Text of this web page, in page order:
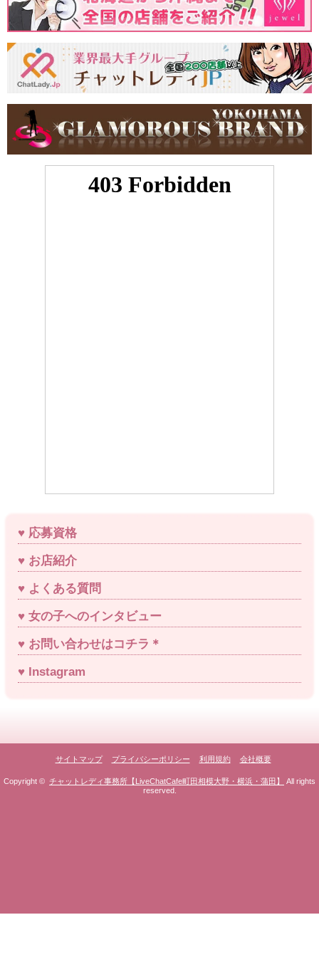
応募資格
お店紹介
よくある質問
女の子へのインタビュー
お問い合わせはコチラ＊
Instagram
サイトマップ プライバシーポリシー 利用規約 会社概要
Copyright © チャットレディ事務所【LiveChatCafe町田相模大野・横浜・蒲田】
All rights
reserved.